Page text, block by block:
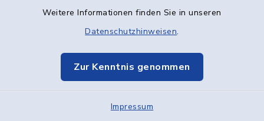
Weitere Informationen finden Sie in unseren
Datenschutzhinweisen.
Zur Kenntnis genommen
Impressum
Schadensmelder
Breitband
Öffnungszeiten Bürger- und